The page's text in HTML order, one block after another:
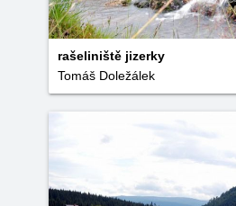
rašeliniště jizerky
Tomáš Doležálek